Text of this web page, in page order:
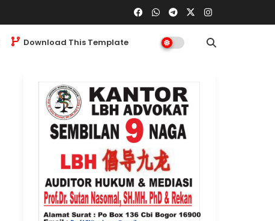
Download This Template